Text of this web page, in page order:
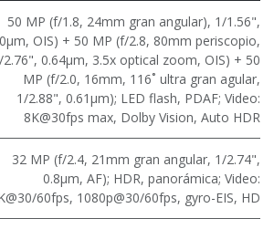
50 MP (f/1.8, 24mm gran angular), 1/1.56",
OIS) + 50 MP (f/2.8, 80mm periscopio,
2.76", 0.64µm, 3.5x optical zoom, OIS) + 50
MP (f/2.0, 16mm, 116˚ ultra gran agular,
1/2.88", 0.61µm); LED flash, PDAF; Video:
8K@30fps max, Dolby Vision, Auto HDR
32 MP (f/2.4, 21mm gran angular, 1/2.74",
0.8µm, AF); HDR, panorámica; Video:
60fps, 1080p@30/60fps, gyro-EIS, HD